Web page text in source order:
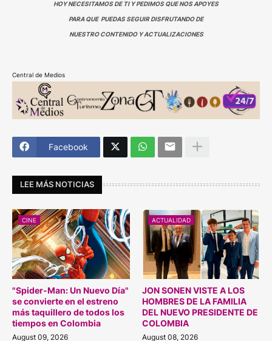
HOY NECESITAMOS DE TI Y PEDIMOS QUE NOS APOYES
PARA QUE PUEDAS SEGUIR DISFRUTANDO DE
NUESTRO CONTENIDO Y ACTUALIZACIONES
Central de Medios
Facebook
LEE MÁS NOTICIAS
CINE
"Spider-Man: Un Nuevo Día"
se convierte en el estreno
más taquillero de todos los
tiempos en Colombia
August 09, 2026
ACTUALIDAD
JON SONEN VISTE A LOS
HOMBRES DE LA FAMILIA
DEL NUEVO PRESIDENTE DE
COLOMBIA
August 08, 2026